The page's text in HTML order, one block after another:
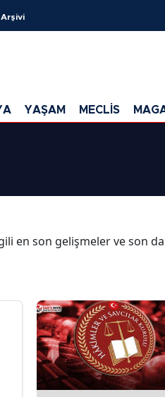
YAŞAM MECLİS
en son gelişmeler ve son